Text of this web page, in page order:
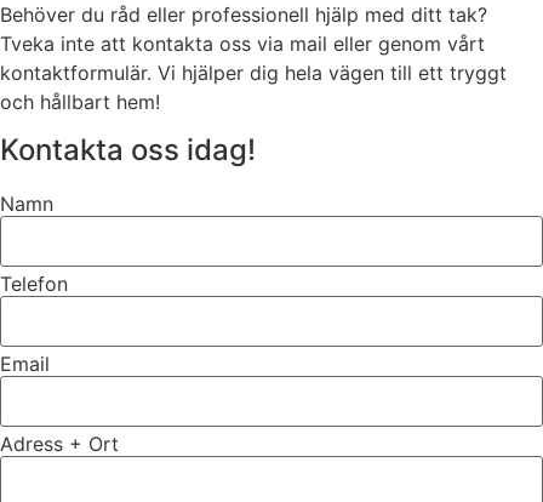
Behöver du råd eller professionell hjälp med ditt tak?
Tveka inte att kontakta oss via mail eller genom vårt
kontaktformulär. Vi hjälper dig hela vägen till ett tryggt
och hållbart hem!
Kontakta oss idag!
Namn
Telefon
Email
Adress + Ort